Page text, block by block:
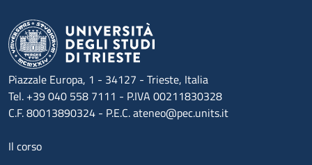
Piazzale Europa, 1 - 34127 - Trieste, Italia
Tel. +39 040 558 7111 - P.IVA 00211830328
C.F. 80013890324 - P.E.C. ateneo@pec.units.it
Menu footer 1
Il corso